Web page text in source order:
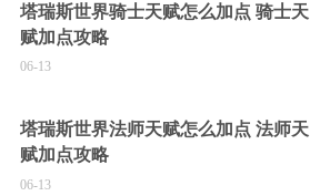
塔瑞斯世界骑士天赋怎么加点 骑士天
赋加点攻略
06-13
塔瑞斯世界法师天赋怎么加点 法师天
赋加点攻略
06-13